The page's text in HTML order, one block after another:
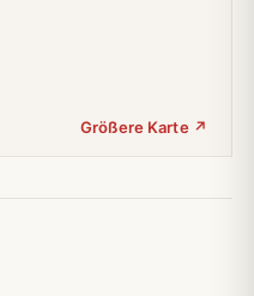
Größere Karte ↗